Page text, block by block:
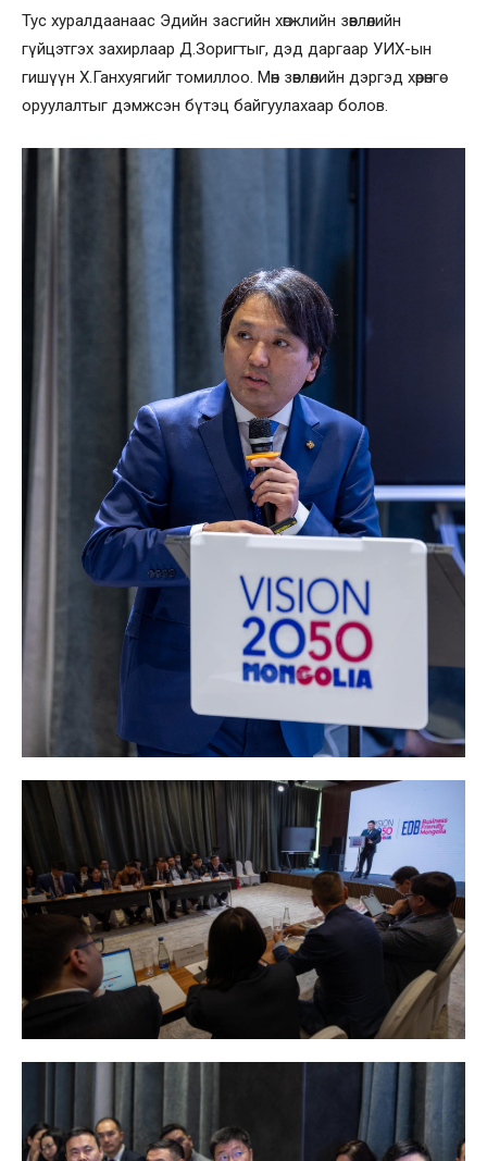
Тус хуралдаанаас Эдийн засгийн хөгжлийн зөвлөлийн
гүйцэтгэх захирлаар Д.Зоригтыг, дэд даргаар УИХ-ын
гишүүн Х.Ганхуягийг томиллоо. Мөн зөвлөлийн дэргэд хөрөнгө
оруулалтыг дэмжсэн бүтэц байгуулахаар болов.